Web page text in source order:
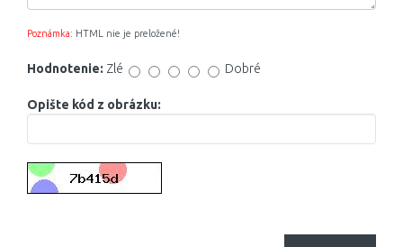
Poznámka: HTML nie je preložené!
Hodnotenie: Zlé Dobré
Opište kód z obrázku: